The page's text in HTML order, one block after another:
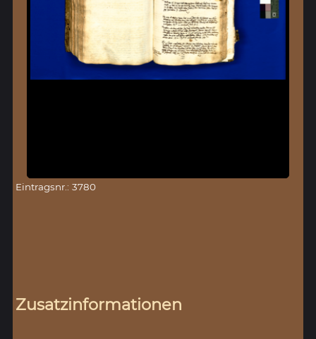
Eintragsnr.: 3780
Zusatzinformationen